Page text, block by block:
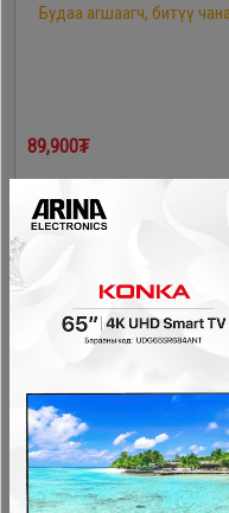
Будаа агшаагч, битүү
89,900₮
Wanli 4литр будаа